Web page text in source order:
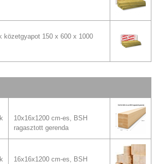
közetgyapot 150 x 600 x 1000
10x16x1200 cm-es, BSH
ragasztott gerenda
16x16x1200 cm-es, BSH